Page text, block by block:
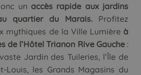
un accès rapide aux jardins
quartier du Marais. Profitez
mythiques de la Ville Lumièreà
de l’Hôtel Trianon Rive Gauche:
Jardin des Tuileries, l’Île de
Louis, les Grands Magasins du